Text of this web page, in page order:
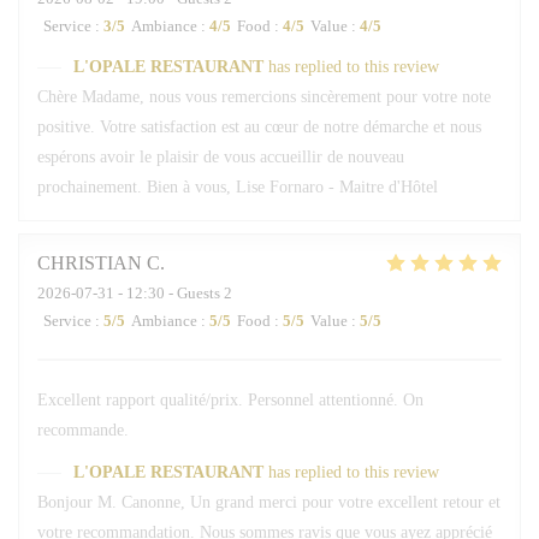
Service : 3/5 Ambiance : 4/5 Food : 4/5 Value : 4/5
L'OPALE RESTAURANT has replied to this review
Chère Madame, nous vous remercions sincèrement pour votre note
positive. Votre satisfaction est au cœur de notre démarche et nous
espérons avoir le plaisir de vous accueillir de nouveau
prochainement. Bien à vous, Lise Fornaro - Maitre d'Hôtel
CHRISTIAN C
2026-07-31 - 12:30 - Guests 2
Service : 5/5 Ambiance : 5/5 Food : 5/5 Value : 5/5
Excellent rapport qualité/prix. Personnel attentionné. On
recommande.
L'OPALE RESTAURANT has replied to this review
Bonjour M. Canonne, Un grand merci pour votre excellent retour et
votre recommandation. Nous sommes ravis que vous ayez apprécié